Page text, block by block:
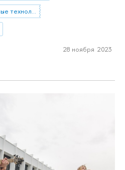
передовые производственные технологии
28 ноября 2023